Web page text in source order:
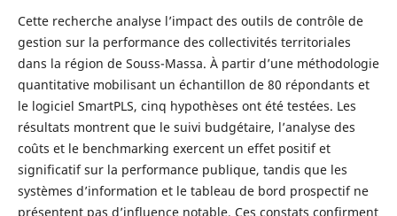
Cette recherche analyse l’impact des outils de contrôle de
gestion sur la performance des collectivités territoriales
dans la région de Souss-Massa. À partir d’une méthodologie
quantitative mobilisant un échantillon de 80 répondants et
le logiciel SmartPLS, cinq hypothèses ont été testées. Les
résultats montrent que le suivi budgétaire, l’analyse des
coûts et le benchmarking exercent un effet positif et
significatif sur la performance publique, tandis que les
systèmes d’information et le tableau de bord prospectif ne
présentent pas d’influence notable. Ces constats confirment